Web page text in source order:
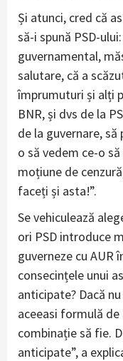
Și atunci, cred că
să-i spună PSD-
guvernamental,
salutare, că a
împrumuturi și alți
BNR, și dvs de la
de la guvernare,
o să vedem ce-o
moțiune de
faceți și asta!”.
Se vehiculează
ori PSD introduce
guverneze cu AUR
consecințele unui
anticipate? Dacă
aceeasi formulă
combinație să fie.
anticipate”, a